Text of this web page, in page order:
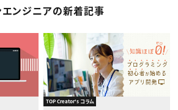
エンジニアの新着記事
TOP Creator's コラム